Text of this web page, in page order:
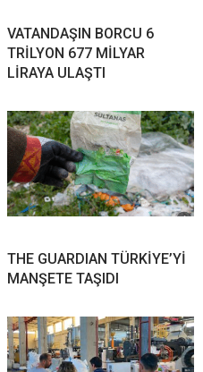
VATANDAŞIN BORCU 6
TRİLYON 677 MİLYAR
LİRAYA ULAŞTI
THE GUARDIAN TÜRKİYE’Yİ
MANŞETE TAŞIDI